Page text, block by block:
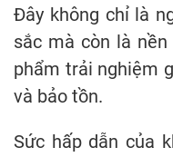
Đây không chỉ là
sắc mà còn là
phẩm trải nghiệm
và bảo tồn.
Sức hấp dẫn của